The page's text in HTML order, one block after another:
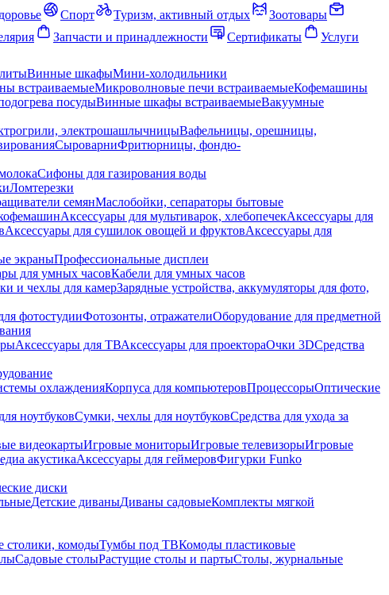
Спорт Туризм, активный отдых
Зоотовары
Запчасти и принадлежности Сертификаты
Услуги
Винные шкафыМини-холодильники
встраиваемыеМикроволновые печи встраиваемыеКофемашины
посудыВинные шкафы встраиваемыеВакуумные
электрошашлычницыВафельницы, орешницы,
СыроварниФритюрницы, фондю-
Сифоны для газирования воды
Ломтерезки
семянМаслобойки, сепараторы бытовые
Аксессуары для мультиварок, хлебопечекАксессуары для
Аксессуары для сушилок овощей и фруктовАксессуары для
экраныПрофессиональные дисплеи
для умных часовКабели для умных часов
и чехлы для камерЗарядные устройства, аккумуляторы для фото,
фотостудииФотозонты, отражателиОборудование для предметной
Аксессуары для ТВАксессуары для проектораОчки 3DСредства
охлажденияКорпуса для компьютеровПроцессорыОптические
ноутбуковСумки, чехлы для ноутбуковСредства для ухода за
видеокартыИгровые мониторыИгровые телевизорыИгровые
акустикаАксессуары для геймеровФигурки Funko
диски
Детские диваныДиваны садовыеКомплекты мягкой
столики, комодыТумбы под ТВКомоды пластиковые
Садовые столыРастущие столы и партыСтолы, журнальные